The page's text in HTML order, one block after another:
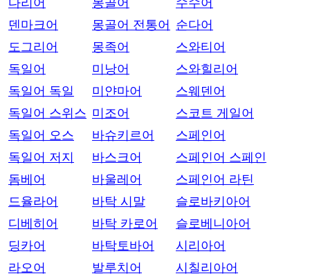
다리어
덴마크어
도그리어
독일어
독일어 독일
독일어 스위스
독일어 오스
독일어 저지
돔베어
드율라어
디베히어
딩카어
라오어
몽골어
몽골어 전통어
몽족어
미낭어
미얀마어
미조어
바슈키르어
바스크어
바울레어
바탁 시말
바탁 카로어
바탁토바어
발루치어
수수어
순다어
스와티어
스와힐리어
스웨덴어
스코트 게일어
스페인어
스페인어 스페인
스페인어 라틴
슬로바키아어
슬로베니아어
시리아어
시칠리아어